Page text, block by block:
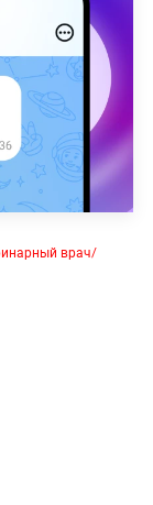
врач/